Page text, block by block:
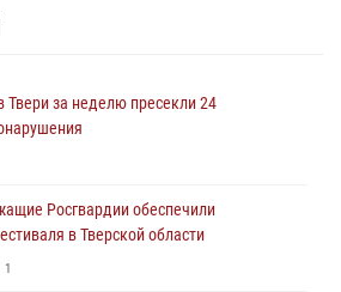
Твери за неделю пресекли 24
Росгвардии обеспечили
в Тверской области
1